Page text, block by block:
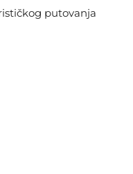
putovanja